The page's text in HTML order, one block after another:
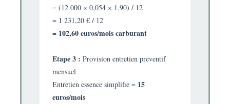
= (12 000 × 0,054 × 1,90) / 12
= 1 231,20 € / 12
= 102,60 euros/mois carburant
Etape 3 : Provision entretien preventif
mensuel
Entretien essence simplifie = 15
euros/mois